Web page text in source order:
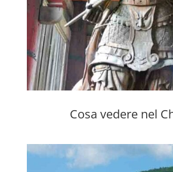
Cosa vedere nel